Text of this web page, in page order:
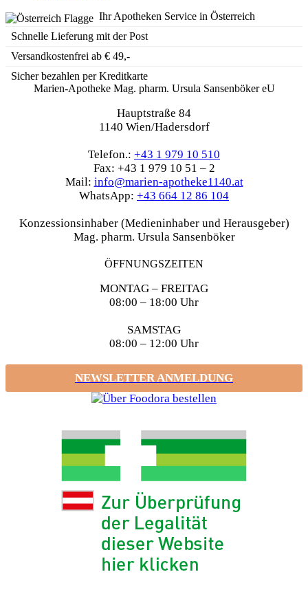
Ihr Apotheken Service in Österreich
Schnelle Lieferung mit der Post
Versandkostenfrei ab € 49,-
Sicher bezahlen per Kreditkarte
Marien-Apotheke Mag. pharm. Ursula Sansenböker eU
Hauptstraße 84
1140 Wien/Hadersdorf
Telefon.: +43 1 979 10 510
Fax: +43 1 979 10 51 – 2
Mail: info@marien-apotheke1140.at
WhatsApp: +43 664 12 86 104
Konzessionsinhaber (Medieninhaber und Herausgeber)
Mag. pharm. Ursula Sansenböker
ÖFFNUNGSZEITEN
MONTAG – FREITAG
08:00 – 18:00 Uhr
SAMSTAG
08:00 – 12:00 Uhr
NEWSLETTER ANMELDUNG